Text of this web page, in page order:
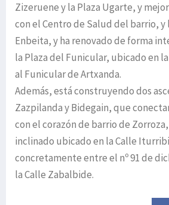
Zizeruene y la Plaza Ugarte, y
con el Centro de Salud del barrio, y
Enbeita, y ha renovado de forma
la Plaza del Funicular, ubicado en
al Funicular de Artxanda.
Además, está construyendo dos
Zazpilanda y Bidegain, que
con el corazón de barrio de
inclinado ubicado en la Calle
concretamente entre el nº 91 de
la Calle Zabalbide.